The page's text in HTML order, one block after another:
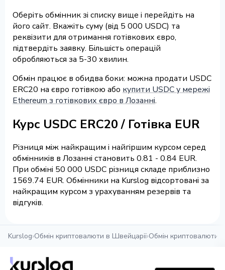
Оберіть обмінник зі списку вище і перейдіть на
його сайт. Вкажіть суму (від 5 000 USDC) та
реквізити для отримання готівкових євро,
підтвердіть заявку. Більшість операцій
обробляються за 5-30 хвилин.
Обмін працює в обидва боки: можна продати USDC
ERC20 на євро готівкою або купити USDC у мережі
Ethereum з готівкових євро в Лозанні.
Курс USDC ERC20 / Готівка EUR
Різниця між найкращим і найгіршим курсом серед
обмінників в Лозанні становить 0.81 - 0.84 EUR.
При обміні 50 000 USDC різниця складе приблизно
1569.74 EUR. Обмінники на Kurslog відсортовані за
найкращим курсом з урахуванням резервів та
відгуків.
Kurslog›Обмін криптовалюти в Швейцарії›Обмін криптовалюти